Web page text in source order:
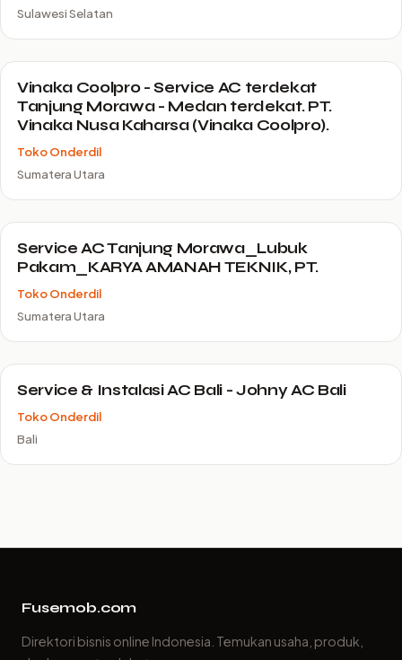
Sulawesi Selatan
Vinaka Coolpro - Service AC terdekat
Tanjung Morawa - Medan terdekat. PT.
Vinaka Nusa Kaharsa (Vinaka Coolpro).
Toko Onderdil
Sumatera Utara
Service AC Tanjung Morawa_Lubuk
Pakam_KARYA AMANAH TEKNIK, PT.
Toko Onderdil
Sumatera Utara
Service & Instalasi AC Bali - Johny AC Bali
Toko Onderdil
Bali
Fusemob.com
Direktori bisnis online Indonesia. Temukan usaha, produk,